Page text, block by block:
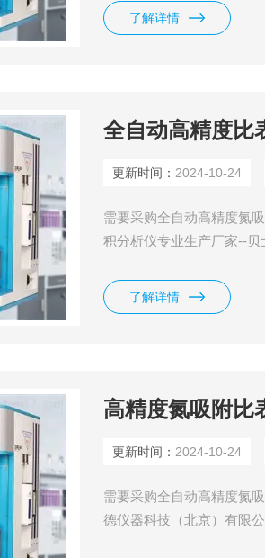
分析仪的厂家，在中国Z早
产、销售、培训等，是北
了解详情
全自动高精度比
更新时间： 2024-10-24
需要采购全自动高精度氮
积分析仪专业生产厂家--
分析仪的厂家，在中国Z早
产、销售、培训等，是北
了解详情
高精度氮吸附比
更新时间： 2024-10-24
需要采购全自动高精度氮
德仪器科技（北京）有限